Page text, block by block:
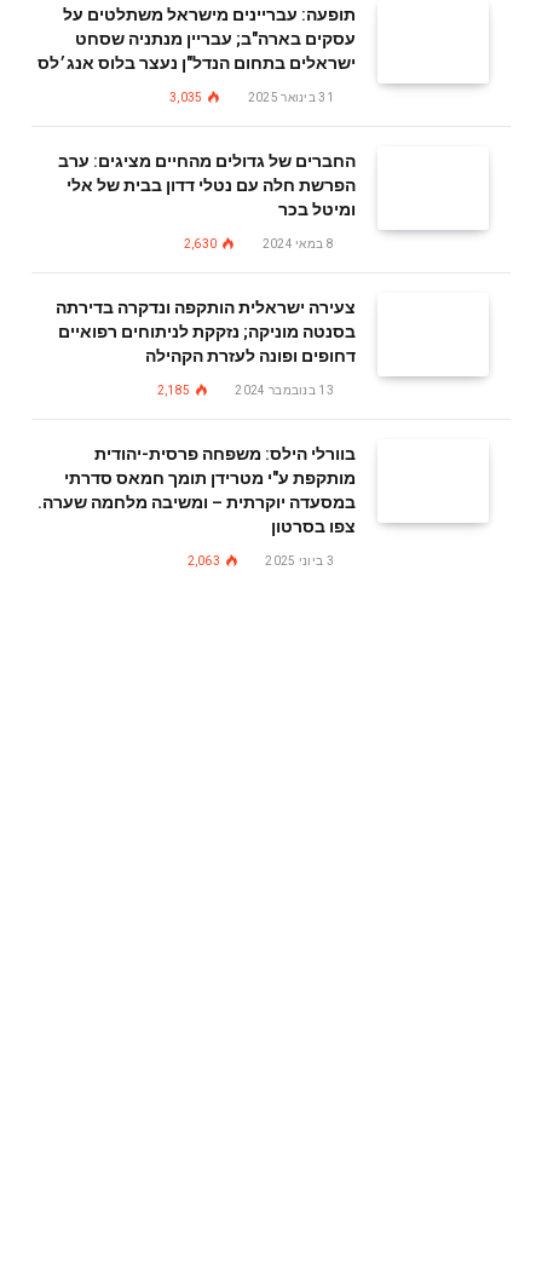
תופעה: עבריינים מישראל משתלטים על
עסקים בארה"ב; עבריין מנתניה שסחט
ישראלים בתחום הנדל"ן נעצר בלוס אנג׳לס
31 בינואר 2025 3,035
החברים של גדולים מהחיים מציגים: ערב
הפרשת חלה עם נטלי דדון בבית של אלי
ומיטל בכר
8 במאי 2024 2,630
צעירה ישראלית הותקפה ונדקרה בדירתה
בסנטה מוניקה; נזקקת לניתוחים רפואיים
דחופים ופונה לעזרת הקהילה
13 בנובמבר 2024 2,185
בוורלי הילס: משפחה פרסית-יהודית
מותקפת ע"י מטרידן תומך חמאס סדרתי
במסעדה יוקרתית – ומשיבה מלחמה שערה.
צפו בסרטון
3 ביוני 2025 2,063